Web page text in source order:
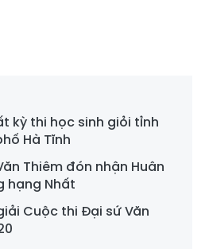
kỳ thi học sinh giỏi tỉnh
Hà Tĩnh
Thiêm đón nhận Huân
hạng Nhất
Cuộc thi Đại sứ Văn